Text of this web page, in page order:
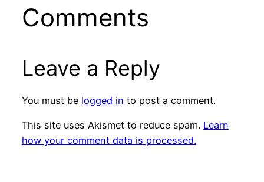
Comments
Leave a Reply
You must be logged in to post a comment.
This site uses Akismet to reduce spam. Learn
how your comment data is processed.